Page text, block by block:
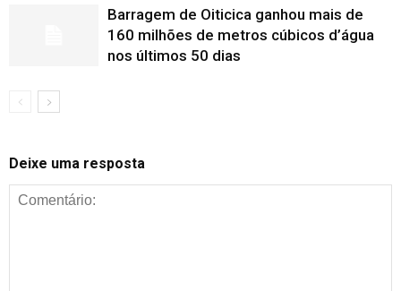
Barragem de Oiticica ganhou mais de
160 milhões de metros cúbicos d’água
nos últimos 50 dias
Deixe uma resposta